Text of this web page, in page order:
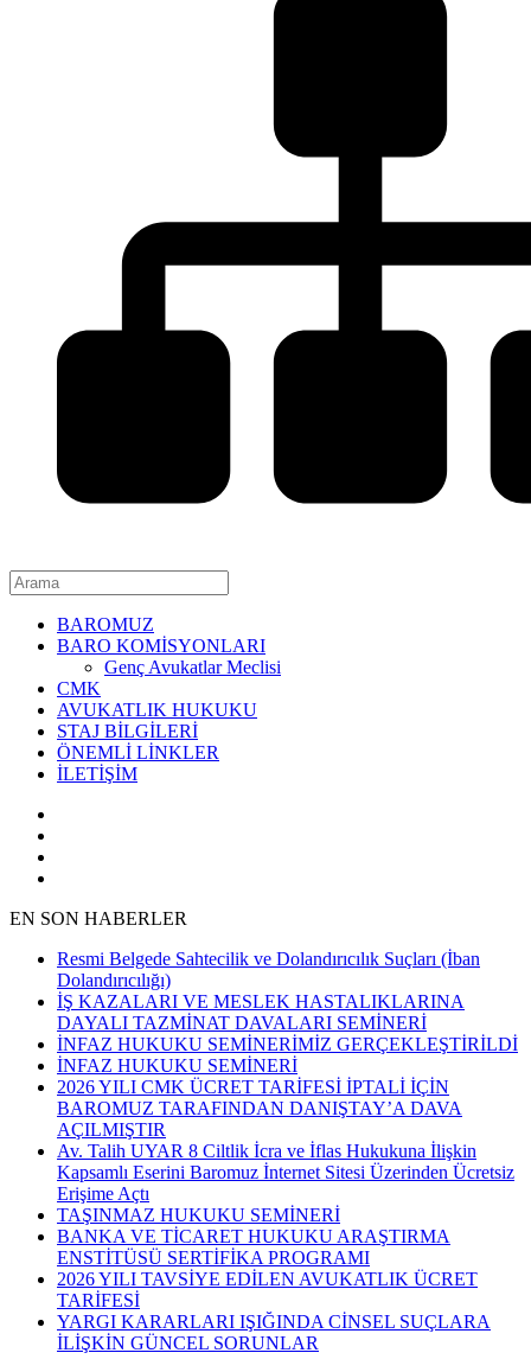
BAROMUZ
BARO KOMİSYONLARI
Genç Avukatlar Meclisi
CMK
AVUKATLIK HUKUKU
STAJ BİLGİLERİ
ÖNEMLİ LİNKLER
İLETİŞİM
EN SON HABERLER
Resmi Belgede Sahtecilik ve Dolandırıcılık Suçları (İban
Dolandırıcılığı)
İŞ KAZALARI VE MESLEK HASTALIKLARINA
DAYALI TAZMİNAT DAVALARI SEMİNERİ
İNFAZ HUKUKU SEMİNERİMİZ GERÇEKLEŞTİRİLDİ
İNFAZ HUKUKU SEMİNERİ
2026 YILI CMK ÜCRET TARİFESİ İPTALİ İÇİN
BAROMUZ TARAFINDAN DANIŞTAY’A DAVA
AÇILMIŞTIR
Av. Talih UYAR 8 Ciltlik İcra ve İflas Hukukuna İlişkin
Kapsamlı Eserini Baromuz İnternet Sitesi Üzerinden Ücretsiz
Erişime Açtı
TAŞINMAZ HUKUKU SEMİNERİ
BANKA VE TİCARET HUKUKU ARAŞTIRMA
ENSTİTÜSÜ SERTİFİKA PROGRAMI
2026 YILI TAVSİYE EDİLEN AVUKATLIK ÜCRET
TARİFESİ
YARGI KARARLARI IŞIĞINDA CİNSEL SUÇLARA
İLİŞKİN GÜNCEL SORUNLAR